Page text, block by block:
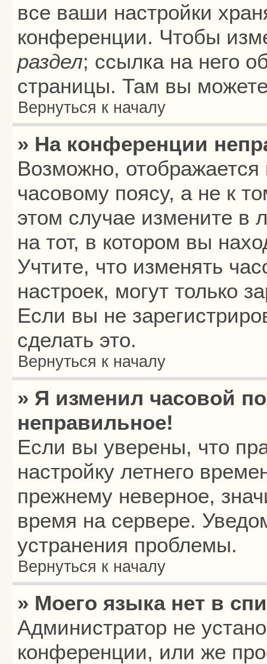
все ваши настройки
конференции. Чтобы
раздел; ссылка на него
страницы. Там вы
Вернуться к началу
» На конференции
Возможно,
часовому поясу, а не к
этом случае измените в
на тот, в котором вы
Учтите, что изменять
настроек, могут только
Если вы не
сделать это.
Вернуться к началу
» Я изменил часовой
неправильное!
Если вы уверены, что
настройку летнего
прежнему неверное,
время на сервере.
устранения проблемы.
Вернуться к началу
» Моего языка нет в
Администратор не
конференции, или же